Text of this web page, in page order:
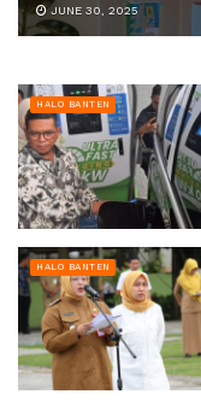
JUNE 30, 2025
HALO BANTEN
HALO BANTEN